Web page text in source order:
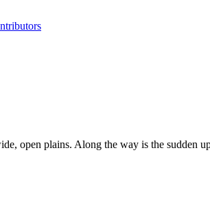
open plains. Along the way is the sudden